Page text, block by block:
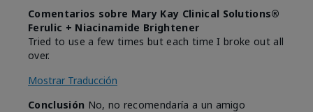
Comentarios sobre Mary Kay Clinical Solutions®
Ferulic + Niacinamide Brightener
Tried to use a few times but each time I broke out all
over.
Mostrar Traducción
Conclusión No, no recomendaría a un amigo